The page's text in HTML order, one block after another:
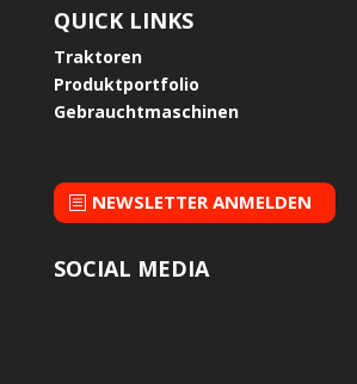
QUICK LINKS
Traktoren
Produktportfolio
Gebrauchtmaschinen
NEWSLETTER ANMELDEN
SOCIAL MEDIA